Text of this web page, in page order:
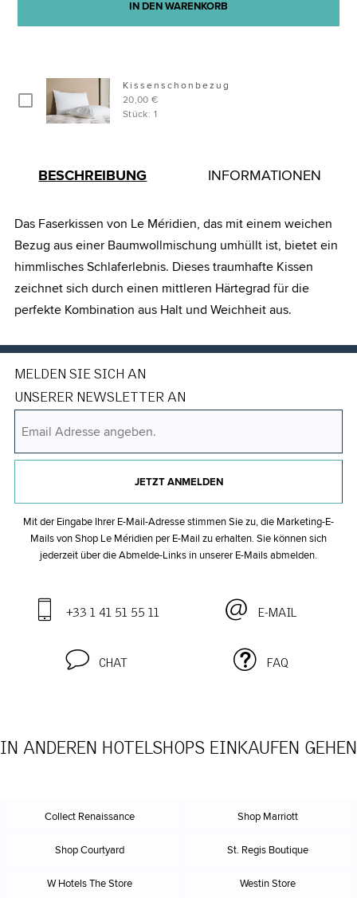
IN DEN WARENKORB
Kissenschonbezug
20,00 €
Stück: 1
BESCHREIBUNG INFORMATIONEN
Das Faserkissen von Le Méridien, das mit einem weichen
Bezug aus einer Baumwollmischung umhüllt ist, bietet ein
himmlisches Schlaferlebnis. Dieses traumhafte Kissen
zeichnet sich durch einen mittleren Härtegrad für die
perfekte Kombination aus Halt und Weichheit aus.
MELDEN SIE SICH AN
UNSERER NEWSLETTER AN
JETZT ANMELDEN
Mit der Eingabe Ihrer E-Mail-Adresse stimmen Sie zu, die Marketing-E-
Mails von Shop Le Méridien per E-Mail zu erhalten. Sie können sich
jederzeit über die Abmelde-Links in unserer E-Mails abmelden.
+33 1 41 51 55 11 E-MAIL
CHAT FAQ
IN ANDEREN HOTELSHOPS EINKAUFEN GEHEN
Collect Renaissance Shop Marriott
Shop Courtyard St. Regis Boutique
W Hotels The Store Westin Store